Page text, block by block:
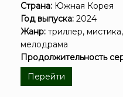
Страна: Южная Корея
Год выпуска: 2024
Жанр: триллер,
мелодрама
Продолжительность
Перейти